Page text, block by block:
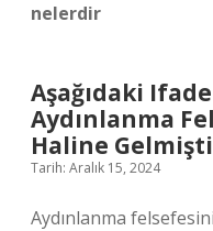
nelerdir
Aşağıdaki
Aydınlanma
Haline
Tarih: Aralık 15, 2024
Aydınlanma